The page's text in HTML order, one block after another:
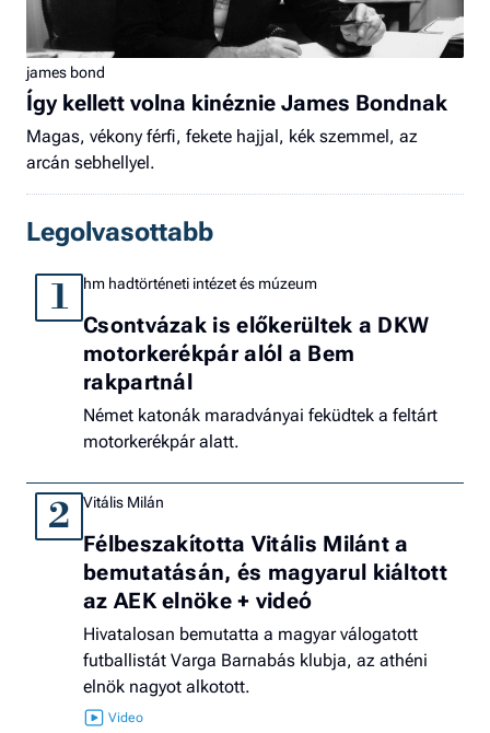
james bond
Így kellett volna kinéznie James Bondnak
Magas, vékony férfi, fekete hajjal, kék szemmel, az
arcán sebhellyel.
Legolvasottabb
1 hm hadtörténeti intézet és múzeum
Csontvázak is előkerültek a DKW
motorkerékpár alól a Bem
rakpartnál
Német katonák maradványai feküdtek a feltárt
motorkerékpár alatt.
2 Vitális Milán
Félbeszakította Vitális Milánt a
bemutatásán, és magyarul kiáltott
az AEK elnöke + videó
Hivatalosan bemutatta a magyar válogatott
futballistát Varga Barnabás klubja, az athéni
elnök nagyot alkotott.